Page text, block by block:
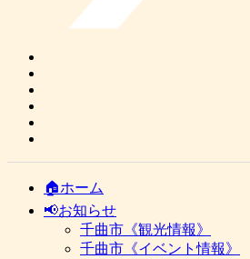
🏠ホーム
📢お知らせ
千曲市《観光情報》
千曲市《イベント情報》